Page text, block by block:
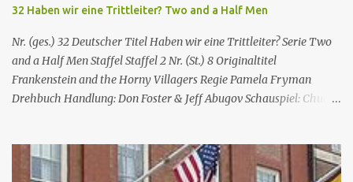
unbeholfene Schulleiterin versuchen trotz aller herrschenden
Widerstände, an...
32 Haben wir eine Trittleiter? Two and a Half Men
Nr. (ges.) 32 Deutscher Titel Haben wir eine Trittleiter? Serie Two
and a Half Men Staffel Staffel 2 Nr. (St.) 8 Original­titel
Frankenstein and the Horny Villagers Regie Pamela Fryman
Drehbuch Handlung: Don Foster & Jeff Abugov Schauspiel: Chuck
Sheen Gastdarsteller der Folge: Kelley West (Nancy)
Besonderheiten: Ashton Kutcher, Jon Cryer Alan hat im